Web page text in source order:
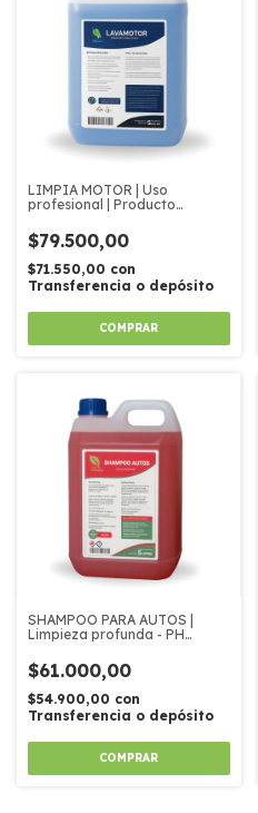
LIMPIA MOTOR | Uso
profesional | Producto
$79.500,00
$71.550,00 con
Transferencia o depósito
SHAMPOO PARA AUTOS |
Limpieza profunda - PH
$61.000,00
$54.900,00 con
Transferencia o depósito